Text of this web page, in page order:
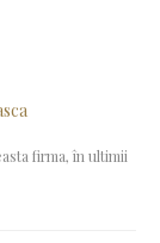
firma, în ultimii